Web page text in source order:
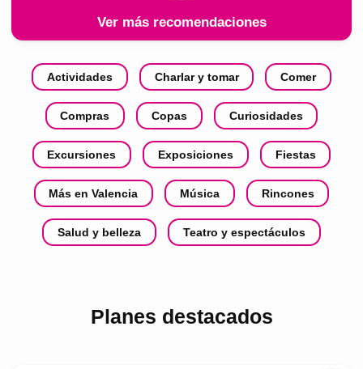
Ver más recomendaciones
Actividades Charlar y tomar Comer
Compras Copas Curiosidades
Excursiones Exposiciones Fiestas
Más en Valencia Música Rincones
Salud y belleza Teatro y espectáculos
Planes destacados